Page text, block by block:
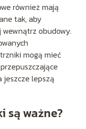
również mają
tak, aby
obudowy.
mogą mieć
jeszcze lepszą
są ważne?